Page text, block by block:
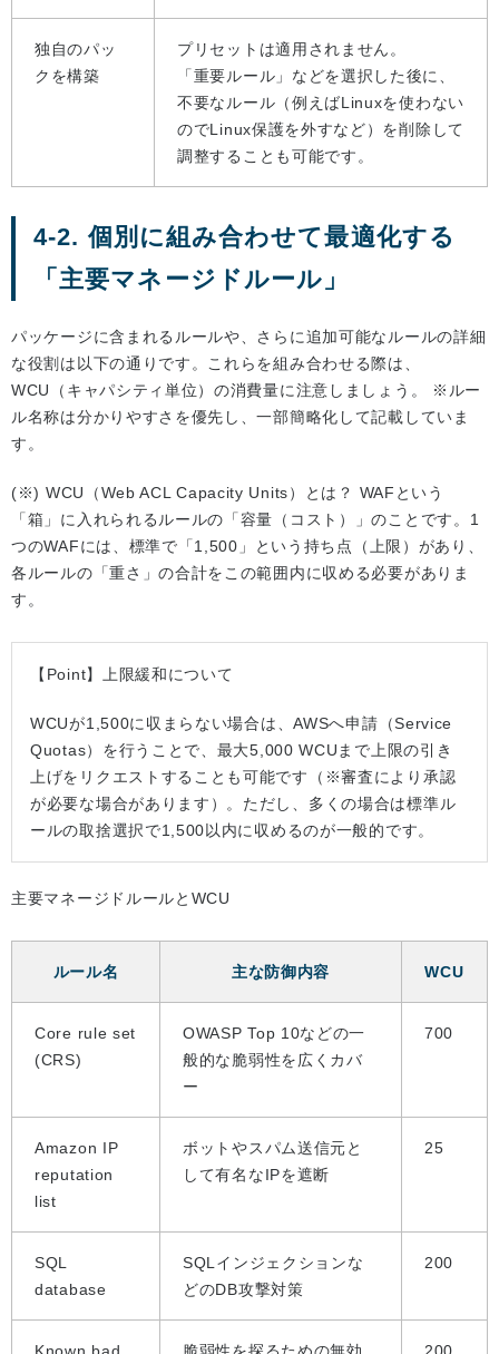
独自のパッ
クを構築
プリセットは適用されません。
「重要ルール」などを選択した後に、
不要なルール（例えばLinuxを使わない
のでLinux保護を外すなど）を削除して
調整することも可能です。
4-2. 個別に組み合わせて最適化する
「主要マネージドルール」
パッケージに含まれるルールや、さらに追加可能なルールの詳細
な役割は以下の通りです。これらを組み合わせる際は、
WCU（キャパシティ単位）の消費量に注意しましょう。 ※ルー
ル名称は分かりやすさを優先し、一部簡略化して記載していま
す。
(※) WCU（Web ACL Capacity Units）とは？ WAFという
「箱」に入れられるルールの「容量（コスト）」のことです。1
つのWAFには、標準で「1,500」という持ち点（上限）があり、
各ルールの「重さ」の合計をこの範囲内に収める必要がありま
す。
【Point】上限緩和について
WCUが1,500に収まらない場合は、AWSへ申請（Service
Quotas）を行うことで、最大5,000 WCUまで上限の引き
上げをリクエストすることも可能です（※審査により承認
が必要な場合があります）。ただし、多くの場合は標準ル
ールの取捨選択で1,500以内に収めるのが一般的です。
主要マネージドルールとWCU
ルール名 主な防御内容 WCU
Core rule set
(CRS)
OWASP Top 10などの一
般的な脆弱性を広くカバ
ー
700
Amazon IP
reputation
list
ボットやスパム送信元と
して有名なIPを遮断
25
SQL
database
SQLインジェクションな
どのDB攻撃対策
200